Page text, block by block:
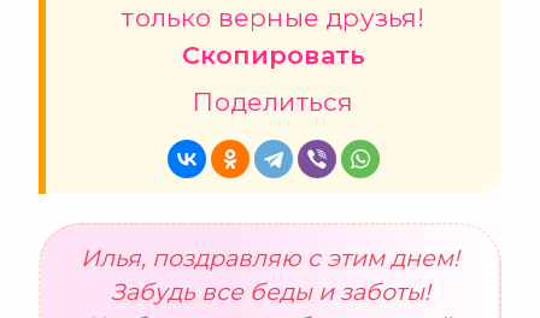
только верные друзья!
Скопировать
Поделиться
Илья, поздравляю с этим днем!
Забудь все беды и заботы!